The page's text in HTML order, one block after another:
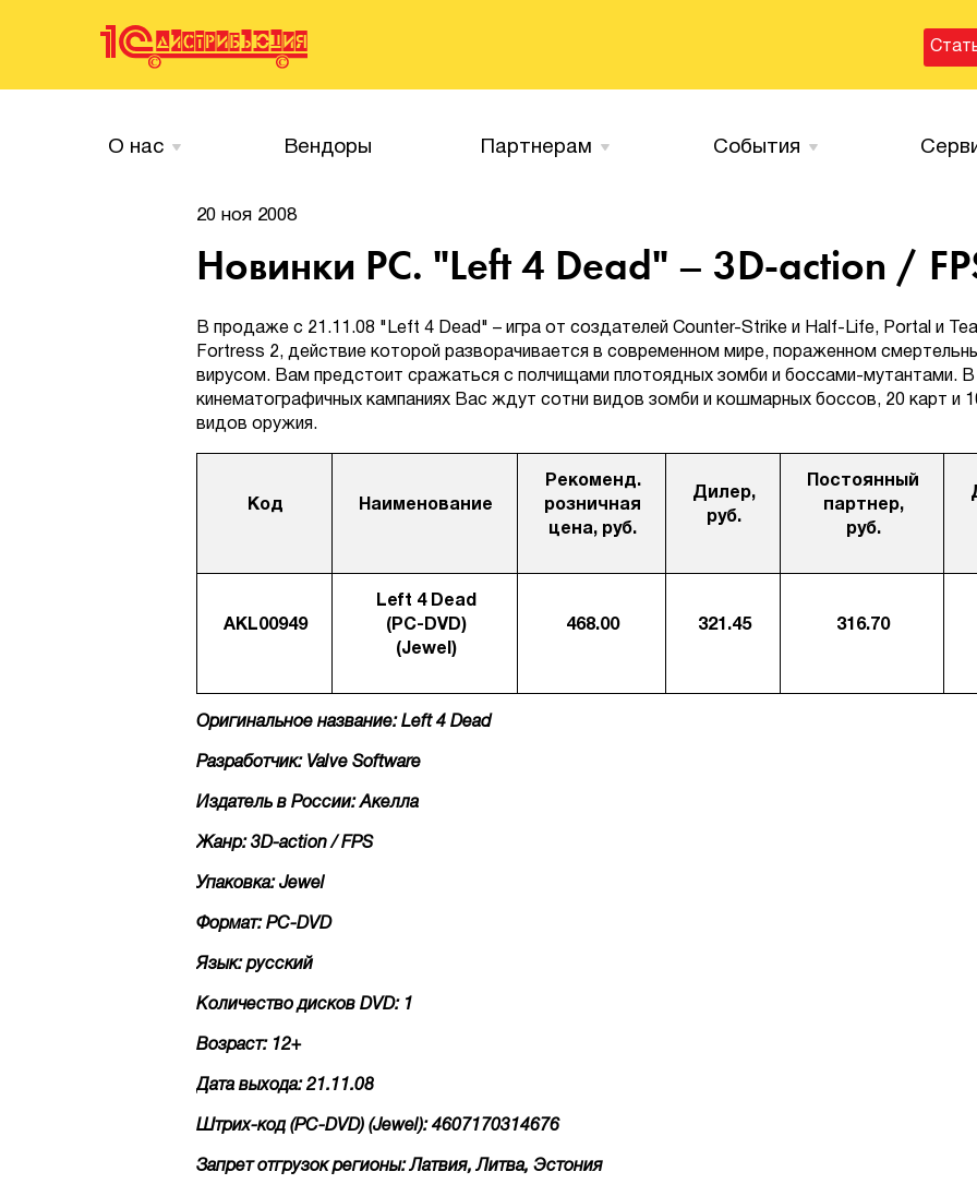
О нас Вендоры Партнерам События
20 ноя 2008
Новинки PC. "Left 4 Dead" – 3D-action /
В продаже с 21.11.08 "Left 4 Dead" – игра от создателей Counter-Strike и Half-Life, Portal и
Fortress 2, действие которой разворачивается в современном мире, пораженном
вирусом. Вам предстоит сражаться с полчищами плотоядных зомби и боссами-мутантами. В
кинематографичных кампаниях Вас ждут сотни видов зомби и кошмарных боссов, 20 карт и
видов оружия.
Код Наименование
Рекоменд.
розничная
цена, руб.
Дилер,
руб.
Постоянный
партнер,
руб.
AKL00949
Left 4 Dead
(PC-DVD)
(Jewel)
468.00 321.45 316.70
Оригинальное название: Left 4 Dead
Разработчик: Valve Software
Издатель в России: Акелла
Жанр: 3D-action / FPS
Упаковка: Jewel
Формат: PC-DVD
Язык: русский
Количество дисков DVD: 1
Возраст: 12+
Дата выхода: 21.11.08
Штрих-код (PC-DVD) (Jewel): 4607170314676
Запрет отгрузок регионы: Латвия, Литва, Эстония